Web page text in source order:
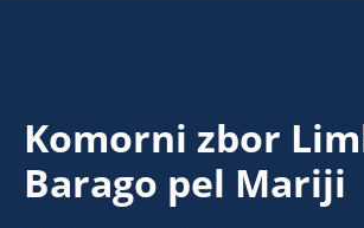
Komorni zbor
Barago pel Mariji